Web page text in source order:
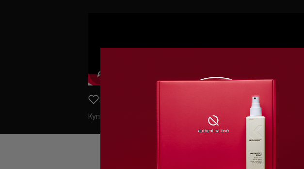
3 ноября 2023
Купить средства из линии для ухода за кожей головы